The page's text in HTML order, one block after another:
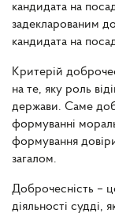
кандидата на
задекларованим
кандидата на
Критерій
на те, яку роль
держави. Саме
формуванні
формування
загалом.
Доброчесність –
діяльності судді,